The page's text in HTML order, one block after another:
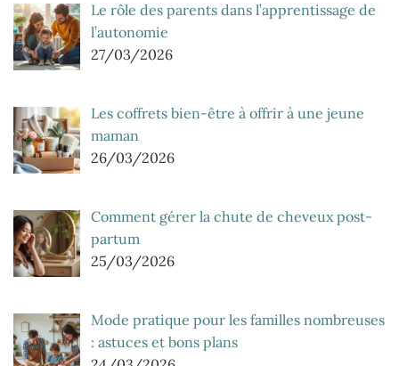
Le rôle des parents dans l’apprentissage de
l’autonomie
27/03/2026
Les coffrets bien-être à offrir à une jeune
maman
26/03/2026
Comment gérer la chute de cheveux post-
partum
25/03/2026
Mode pratique pour les familles nombreuses
: astuces et bons plans